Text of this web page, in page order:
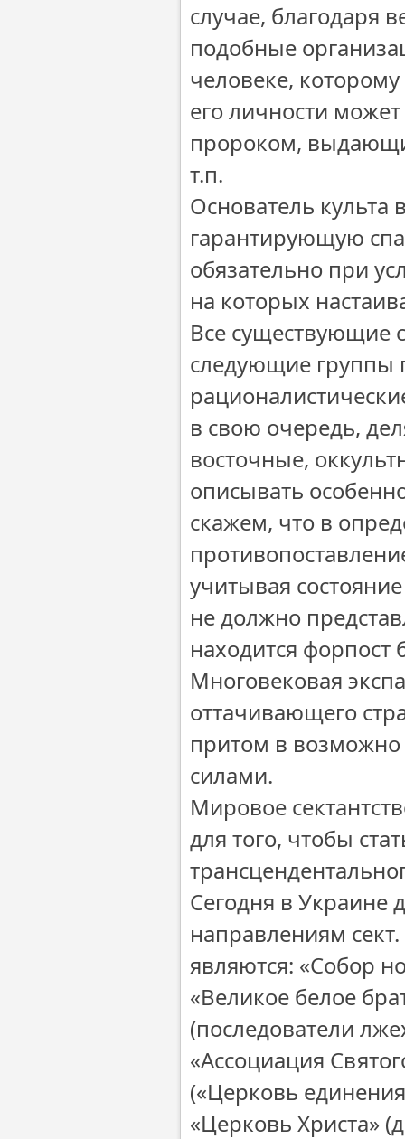
случае, благодаря
подобные
человеке,
его личности
пророком,
т.п.
Основатель культа
гарантирующую
обязательно при
на которых
Все существующие
следующие группы
в свою очередь,
восточные,
описывать
скажем, что в
учитывая
не должно
находится
Многовековая
оттачивающего
притом в
силами.
Мировое
для того, чтобы
Сегодня в Украине
направлениям
являются: «Собор
«Великое белое
(последователи
«Ассоциация
(«Церковь
«Церковь Христа»